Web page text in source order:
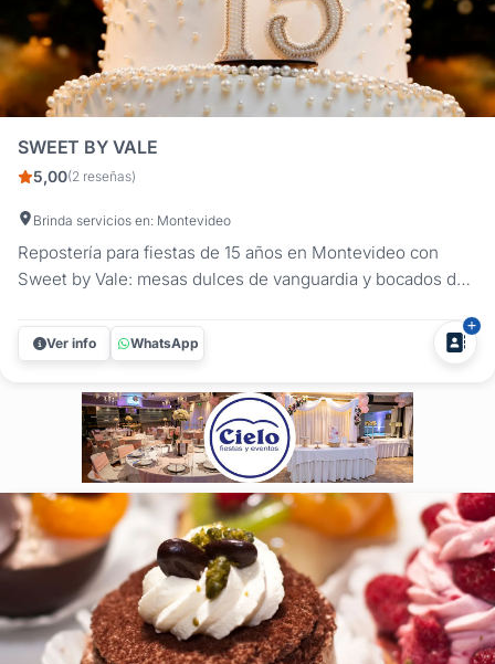
SWEET BY VALE
5,00(2 reseñas)
Brinda servicios en: Montevideo
Repostería para fiestas de 15 años en Montevideo con
Sweet by Vale: mesas dulces de vanguardia y bocados de
propuestas visualmente imponentes y personalizadas que
se convierten en el centro de atención del salón,
Ver info WhatsApp